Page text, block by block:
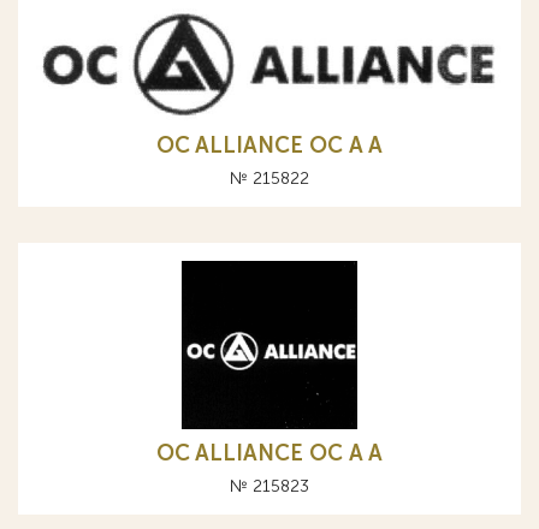
OC ALLIANCE ОС A А
№ 215822
OC ALLIANCE ОС A А
№ 215823